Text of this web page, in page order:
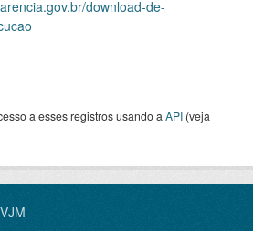
download-de-
a esses registros usando a API (veja